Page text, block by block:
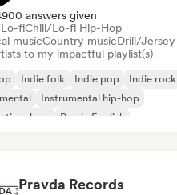
answers given
fiChill/Lo-fi Hip-Hop
musicCountry musicDrill/Jersey
to my impactful playlist(s)
Indie folk Indie pop
Indie rock
Instrumental hip-hop
rap
Rap in English
Pravda Records